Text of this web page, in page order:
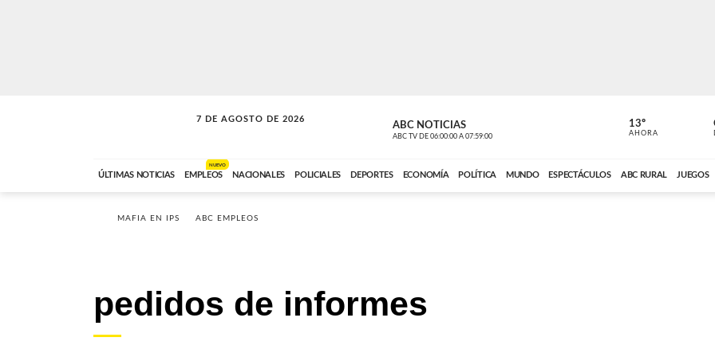
7 DE AGOSTO DE 2026
LA INCONDICIONAL ABC NOTICIAS
ABC TV DE 06:00:00 A 07:59:00
LA
ABC CARDINAL
13º
AHORA
ÚLTIMAS NOTICIAS EMPLEOS
NUEVO
NACIONALES POLICIALES DEPORTES ECONOMÍA POLÍTICA MUNDO ESPECTÁCULOS ABC RURAL JUEGOS
MAFIA EN IPS ABC EMPLEOS
pedidos de informes